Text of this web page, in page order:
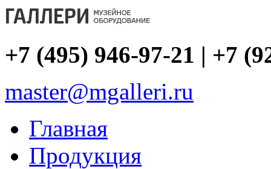
+7 (495) 946-97-21 | +7
master@mgalleri.ru
Главная
Продукция